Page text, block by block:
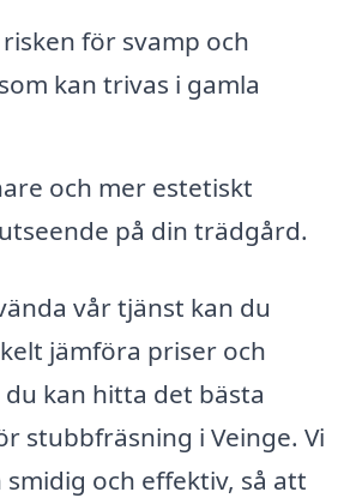
för svamp och
kan trivas i gamla
och mer estetiskt
på din trädgård.
vår tjänst kan du
jämföra priser och
kan hitta det bästa
stubbfräsning i Veinge. Vi
och effektiv, så att